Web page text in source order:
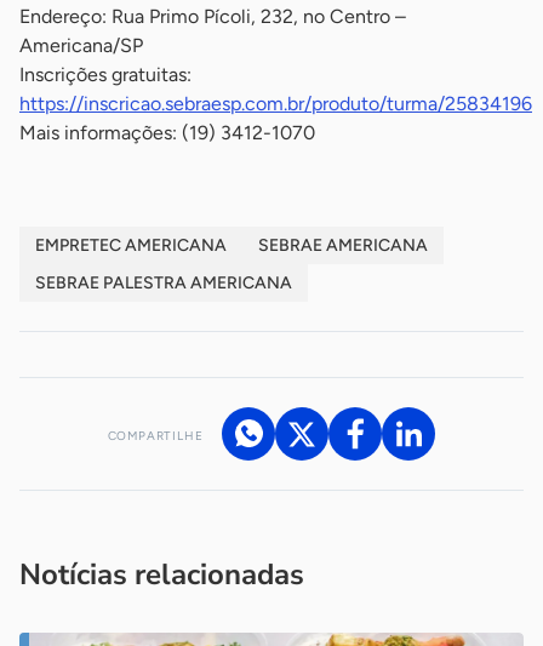
Endereço: Rua Primo Pícoli, 232, no Centro –
Americana/SP
Inscrições gratuitas:
https://inscricao.sebraesp.com.br/produto/turma/25834196
Mais informações: (19) 3412-1070
EMPRETEC AMERICANA
SEBRAE AMERICANA
SEBRAE PALESTRA AMERICANA
COMPARTILHE
Notícias relacionadas